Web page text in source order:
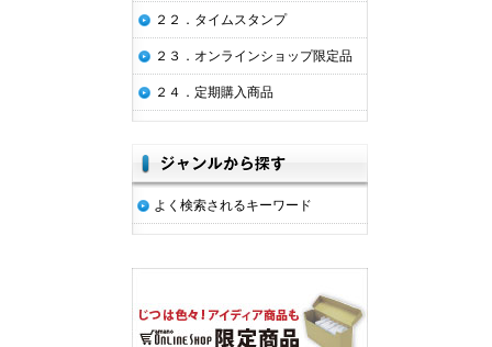
２２．タイムスタンプ
２３．オンラインショップ限定品
２４．定期購入商品
よく検索されるキーワード